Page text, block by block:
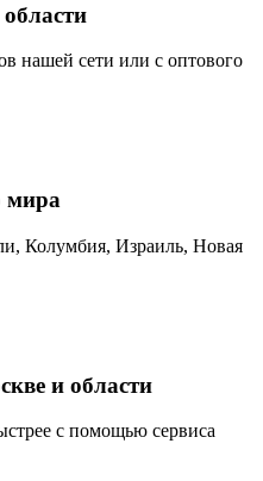
нашей сети или с оптового
мира
Колумбия, Израиль, Новая
и области
с помощью сервиса